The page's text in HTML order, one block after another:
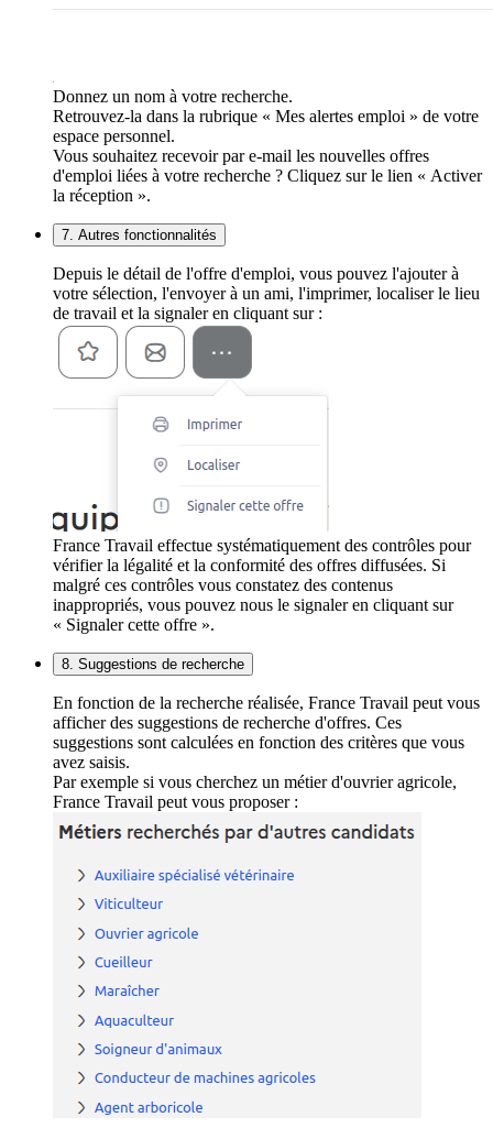
Donnez un nom à votre recherche.
Retrouvez-la dans la rubrique « Mes alertes emploi » de votre
espace personnel.
Vous souhaitez recevoir par e-mail les nouvelles offres
d'emploi liées à votre recherche ? Cliquez sur le lien « Activer
la réception ».
7. Autres fonctionnalités
Depuis le détail de l'offre d'emploi, vous pouvez l'ajouter à
votre sélection, l'envoyer à un ami, l'imprimer, localiser le lieu
de travail et la signaler en cliquant sur :
France Travail effectue systématiquement des contrôles pour
vérifier la légalité et la conformité des offres diffusées. Si
malgré ces contrôles vous constatez des contenus
inappropriés, vous pouvez nous le signaler en cliquant sur
« Signaler cette offre ».
8. Suggestions de recherche
En fonction de la recherche réalisée, France Travail peut vous
afficher des suggestions de recherche d'offres. Ces
suggestions sont calculées en fonction des critères que vous
avez saisis.
Par exemple si vous cherchez un métier d'ouvrier agricole,
France Travail peut vous proposer :